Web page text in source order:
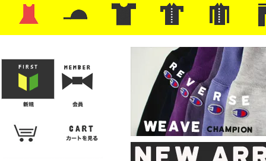
・レザーシューズ/スニーカー
・プリントTシャツ
・バンド/ツアー
・キャラクター
・Nike/adidas/スポーツ
・チャンピオン
・サーフ/スケート
・ボーダー/総柄/無地
・フットボール/リンガー
・タンクトップ/NBA・ポロシャツ
・半袖シャツ
・アロハ/サーフ/ボーリング
・ラルフ/ブランド
・無地/チェック/ストラ
・ワーク/ミリタリー/ウ
・ネル/ウール ・ショ
・アウ
・ジー
・
・ミリ
・コー
・コッ
・オー
・ジャ
ン